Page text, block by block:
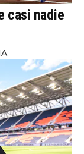
casi nadie